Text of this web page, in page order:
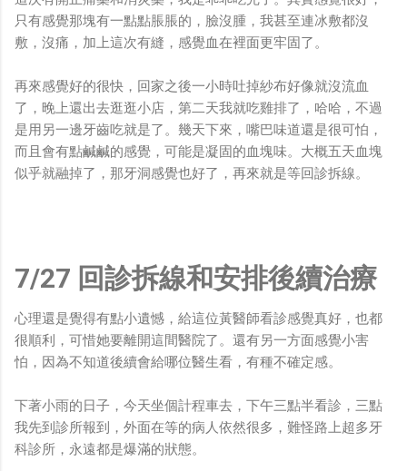
只有感覺那塊有一點點脹脹的，臉沒腫，我甚至連冰敷都沒
敷，沒痛，加上這次有縫，感覺血在裡面更牢固了。
再來感覺好的很快，回家之後一小時吐掉紗布好像就沒流血
了，晚上還出去逛逛小店，第二天我就吃雞排了，哈哈，不過
是用另一邊牙齒吃就是了。幾天下來，嘴巴味道還是很可怕，
而且會有點鹹鹹的感覺，可能是凝固的血塊味。大概五天血塊
似乎就融掉了，那牙洞感覺也好了，再來就是等回診拆線。
7/27 回診拆線和安排後續治療
心理還是覺得有點小遺憾，給這位黃醫師看診感覺真好，也都
很順利，可惜她要離開這間醫院了。還有另一方面感覺小害
怕，因為不知道後續會給哪位醫生看，有種不確定感。
下著小雨的日子，今天坐個計程車去，下午三點半看診，三點
我先到診所報到，外面在等的病人依然很多，難怪路上超多牙
科診所，永遠都是爆滿的狀態。